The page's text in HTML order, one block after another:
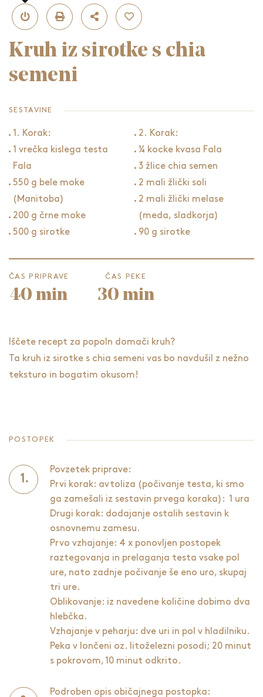
Kruh iz sirotke s chia
semeni
SESTAVINE
1. Korak:
1 vrečka kislega testa
Fala
550 g bele moke
(Manitoba)
200 g črne moke
500 g sirotke
2. Korak:
¼ kocke kvasa Fala
3 žlice chia semen
2 mali žlički soli
2 mali žlički melase
(meda, sladkorja)
90 g sirotke
ČAS PRIPRAVE
40 min
ČAS PEKE
30 min
Iščete recept za popoln domači kruh?
Ta kruh iz sirotke s chia semeni vas bo navdušil z nežno
teksturo in bogatim okusom!
POSTOPEK
Povzetek priprave:
Prvi korak: avtoliza (počivanje testa, ki smo
ga zamešali iz sestavin prvega koraka): 1 ura
Drugi korak: dodajanje ostalih sestavin k
osnovnemu zamesu.
Prvo vzhajanje: 4 x ponovljen postopek
raztegovanja in prelaganja testa vsake pol
ure, nato zadnje počivanje še eno uro, skupaj
tri ure.
Oblikovanje: iz navedene količine dobimo dva
hlebčka.
Vzhajanje v peharju: dve uri in pol v hladilniku.
Peka v lončeni oz. litoželezni posodi; 20 minut
s pokrovom, 10 minut odkrito.
Podroben opis običajnega postopka: